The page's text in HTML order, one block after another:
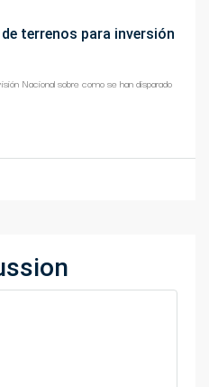
terrenos para inversión
Nacional sobre como se han disparado